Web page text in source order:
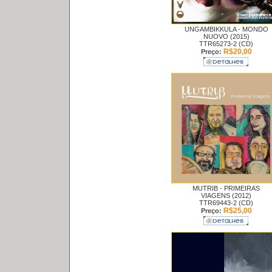
UNGAMBIKKULA - MONDO
NUOVO (2015)
TTR65273-2 (CD)
Preço: R$20,00
MUTRIB - PRIMEIRAS
VIAGENS (2012)
TTR69443-2 (CD)
Preço: R$25,00